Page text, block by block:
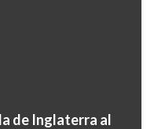
de Inglaterra al